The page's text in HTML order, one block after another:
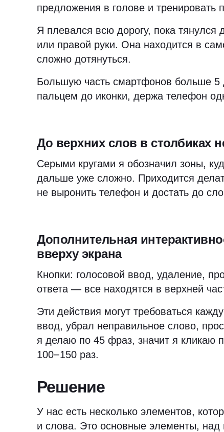
предложения в голове и тренировать
Я плевался всю дорогу, пока тянулся
или правой руки. Она находится в
сложно дотянуться.
Большую часть смартфонов больше
пальцем до иконки, держа телефон
До верхних слов в столбиках
Серыми кругами я обозначил зоны,
дальше уже сложно. Приходится
не выронить телефон и достать до
Дополнительная
вверху экрана
Кнопки: голосовой ввод, удаление,
ответа — все находятся в верхней
Эти действия могут требоваться
ввод, убрал неправильное слово,
я делаю по 45 фраз, значит я кликаю
100−150 раз.
Решение
У нас есть несколько элементов,
и слова. Это основные элементы,